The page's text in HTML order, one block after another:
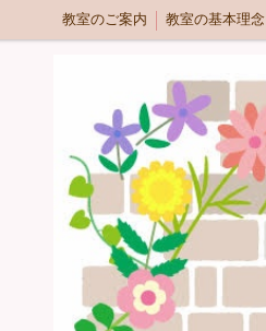
教室のご案内 教室の基本理念